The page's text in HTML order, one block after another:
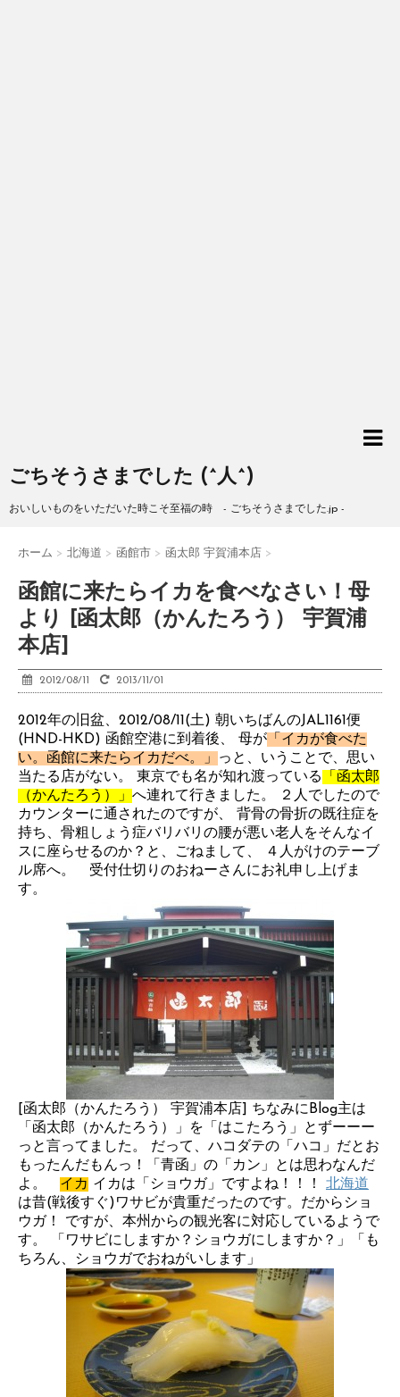
ごちそうさまでした (^人^)
おいしいものをいただいた時こそ至福の時 - ごちそうさまでした.jp -
ホーム > 北海道 > 函館市 > 函太郎 宇賀浦本店 >
函館に来たらイカを食べなさい！母
より [函太郎（かんたろう） 宇賀浦
本店]
2012/08/11 2013/11/01
2012年の旧盆、2012/08/11(土) 朝いちばんのJAL1161便
(HND-HKD) 函館空港に到着後、 母が 「イカが食べた
い。函館に来たらイカだべ。」
っと、いうことで、思い
当たる店がない。 東京でも名が知れ渡っている
「函太郎
（かんたろう）」 へ連れて行きました。 ２人でしたので
カウンターに通されたのですが、 背骨の骨折の既往症を
持ち、骨粗しょう症バリバリの腰が悪い老人をそんなイ
スに座らせるのか？と、ごねまして、 ４人がけのテーブ
ル席へ。 受付仕切りのおねーさんにお礼申し上げま
す。
[函太郎（かんたろう） 宇賀浦本店] ちなみにBlog主は
「函太郎（かんたろう）」を「はこたろう」とずーーー
っと言ってました。 だって、ハコダテの「ハコ」だとお
もったんだもんっ！「青函」の「カン」とは思わなんだ
よ。 イカ イカは「ショウガ」ですよね！！！ 北海道
は昔(戦後すぐ)ワサビが貴重だったのです。だからショ
ウガ！ ですが、本州からの観光客に対応しているようで
す。 「ワサビにしますか？ショウガにしますか？」「も
ちろん、ショウガでおねがいします」